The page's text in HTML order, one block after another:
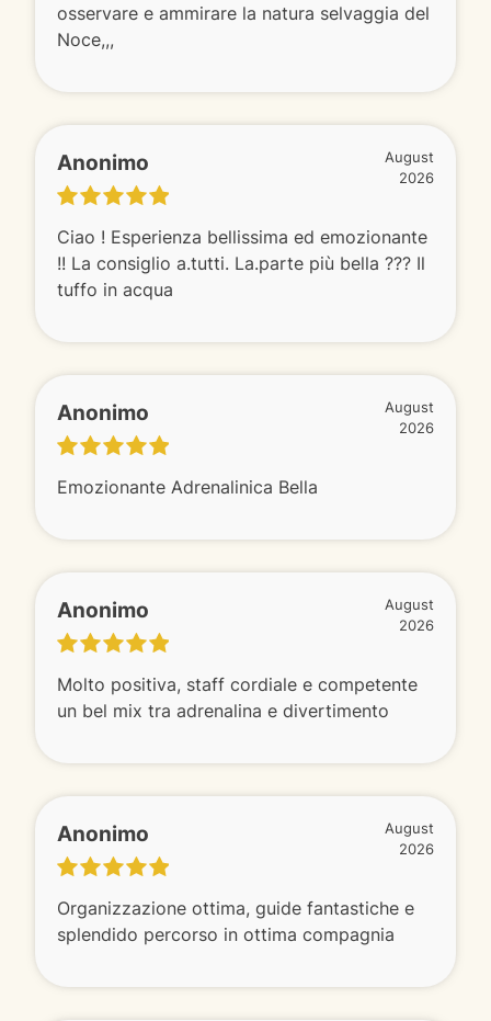
osservare e ammirare la natura selvaggia del
Noce,,,
Anonimo
August
2026
Ciao ! Esperienza bellissima ed emozionante
!! La consiglio a.tutti. La.parte più bella ??? Il
tuffo in acqua
Anonimo
August
2026
Emozionante Adrenalinica Bella
Anonimo
August
2026
Molto positiva, staff cordiale e competente
un bel mix tra adrenalina e divertimento
Anonimo
August
2026
Organizzazione ottima, guide fantastiche e
splendido percorso in ottima compagnia